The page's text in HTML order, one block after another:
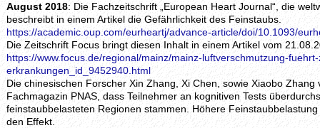
August 2018: Die Fachzeitschrift „European Heart Journal“, die
beschreibt in einem Artikel die Gefährlichkeit des Feinstaubs.
https://academic.oup.com/eurheartj/advance-article/doi/10.1093/
Die Zeitschrift Focus bringt diesen Inhalt in einem Artikel vom
https://www.focus.de/regional/mainz/mainz-luftverschmutzung-
erkrankungen_id_9452940.html
Die chinesischen Forscher Xin Zhang, Xi Chen, sowie Xiaobo
Fachmagazin PNAS, dass Teilnehmer an kognitiven Tests
feinstaubbelasteten Regionen stammen. Höhere
den Effekt.